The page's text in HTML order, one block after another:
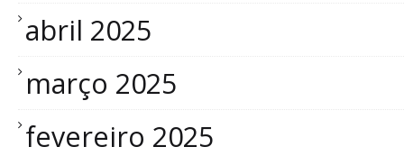
abril 2025
março 2025
fevereiro 2025